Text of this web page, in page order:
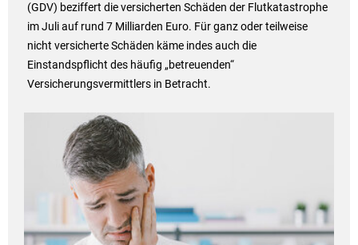
(GDV) beziffert die versicherten Schäden der Flutkatastrophe
im Juli auf rund 7 Milliarden Euro. Für ganz oder teilweise
nicht versicherte Schäden käme indes auch die
Einstandspflicht des häufig „betreuenden“
Versicherungsvermittlers in Betracht.